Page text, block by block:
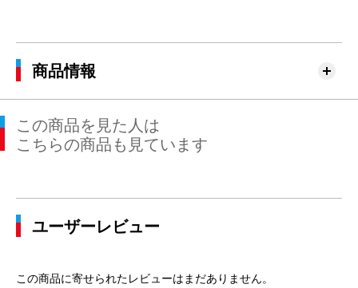
商品情報
この商品を見た人は
こちらの商品も見ています
ユーザーレビュー
この商品に寄せられたレビューはまだありません。